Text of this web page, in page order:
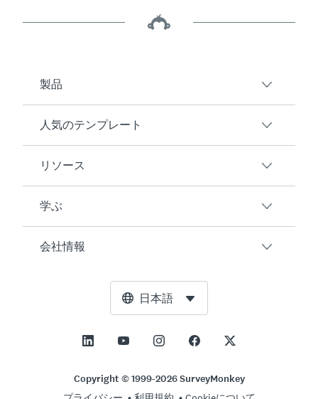
製品
概要
アンケート
AIアンケート生成ツール
オンラインフォーム
マーケットリサーチ
アプリケーション管理
人気のテンプレート
顧客満足度
従業員エンゲージメント
イベントフィードバック
製品テスト
Net Promoter Score（NPS）
すべてのテンプレート
リソース
ユーザーの声
ブログ
サポート
お問い合わせ
学ぶ
アンケート作成方法
NPS計算ツール
許容誤差計算ツール
標本サイズ計算ツール
リッカート尺度
会社情報
リーダーシップチーム
展望と使命
社会的影響とインクルージョン
日本語
Copyright © 1999-2026 SurveyMonkey